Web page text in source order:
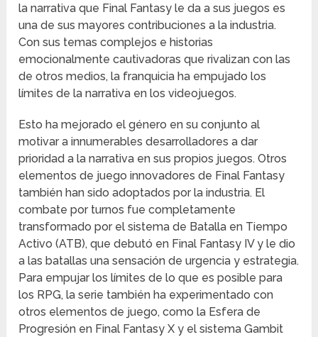
la narrativa que Final Fantasy le da a sus juegos es
una de sus mayores contribuciones a la industria.
Con sus temas complejos e historias
emocionalmente cautivadoras que rivalizan con las
de otros medios, la franquicia ha empujado los
límites de la narrativa en los videojuegos.
Esto ha mejorado el género en su conjunto al
motivar a innumerables desarrolladores a dar
prioridad a la narrativa en sus propios juegos. Otros
elementos de juego innovadores de Final Fantasy
también han sido adoptados por la industria. El
combate por turnos fue completamente
transformado por el sistema de Batalla en Tiempo
Activo (ATB), que debutó en Final Fantasy IV y le dio
a las batallas una sensación de urgencia y estrategia.
Para empujar los límites de lo que es posible para
los RPG, la serie también ha experimentado con
otros elementos de juego, como la Esfera de
Progresión en Final Fantasy X y el sistema Gambit